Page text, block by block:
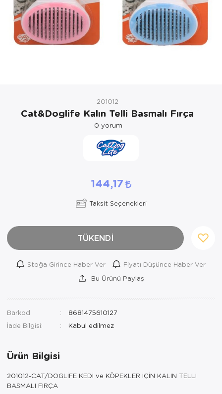
201012
Cat&Doglife Kalın Telli Basmalı Fırça
0 yorum
144,17
Taksit Seçenekleri
TÜKENDİ
Stoğa Girince Haber Ver
Fiyatı Düşünce Haber Ver
Bu Ürünü Paylaş
Barkod
8681475610127
İade Bilgisi:
Ürün Bilgisi
201012-CAT/DOGLİFE KEDİ ve KÖPEKLER İÇİN KALIN TELLİ
BASMALI FIRÇA